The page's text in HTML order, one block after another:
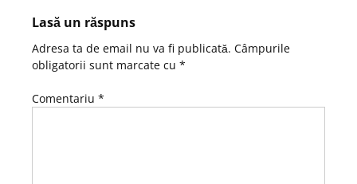
Lasă un răspuns
Adresa ta de email nu va fi publicată. Câmpurile
obligatorii sunt marcate cu *
Comentariu *